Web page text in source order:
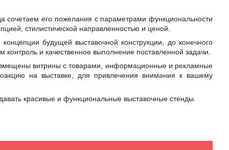
сочетаем его пожелания с параметрами функциональности
стилистической направленностью и ценой.
будущей выставочной конструкции, до конечного
и качественное выполнение поставленной задачи.
витрины с товарами, информационные и рекламные
на выставке, для привлечения внимания к вашему
красивые и функциональные выставочные стенды.